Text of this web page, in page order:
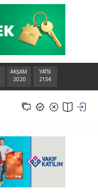
AKŞAM
20:20
YATSI
21:54